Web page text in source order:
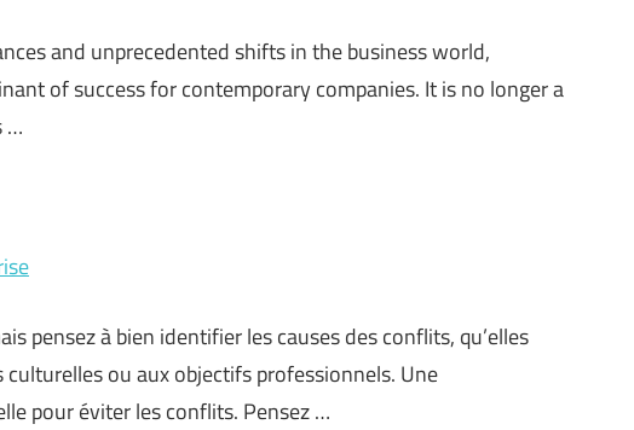
and unprecedented shifts in the business world,
of success for contemporary companies. It is no longer a
…
pensez à bien identifier les causes des conflits, qu’elles
ou aux objectifs professionnels. Une
pour éviter les conflits. Pensez …